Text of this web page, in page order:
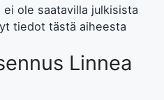
ole saatavilla julkisista
tiedot tästä aiheesta
Linnea